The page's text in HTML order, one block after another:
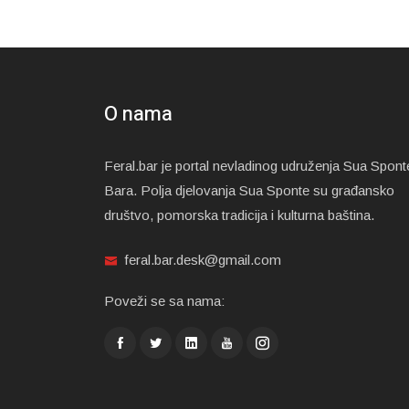
O nama
Feral.bar je portal nevladinog udruženja Sua
Bara. Polja djelovanja Sua Sponte su građansko
društvo, pomorska tradicija i kulturna baština.
feral.bar.desk@gmail.com
Poveži se sa nama: